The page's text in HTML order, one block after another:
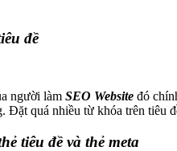
đề
người làm SEO Website đó
Đặt quá nhiều từ khóa trên tiêu
tiêu đề và thẻ meta